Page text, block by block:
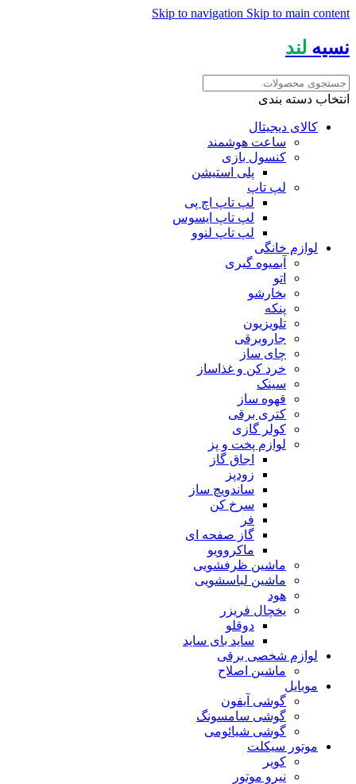
Skip to navigation Skip to main content
نسیه لند
انتخاب دسته بندی
کالای دیجیتال
ساعت هوشمند
کنسول بازی
پلی استیشن
لپ تاپ
لپ تاپ اچ پی
لپ تاپ ایسوس
لپ تاپ لنوو
لوازم خانگی
آبمیوه گیری
اتو
بخارشو
پنکه
تلویزیون
جاروبرقی
چای ساز
خرد کن و غذاساز
سینک
قهوه ساز
کتری برقی
کولر گازی
لوازم پخت و پز
اجاق گاز
زودپز
ساندویچ ساز
سرخ کن
فر
گاز صفحه ای
ماکروویو
ماشین ظرفشویی
ماشین لباسشویی
هود
یخچال فریزر
دوقلو
ساید بای ساید
لوازم شخصی برقی
ماشین اصلاح
موبایل
گوشی آیفون
گوشی سامسونگ
گوشی شیائومی
موتور سیکلت
کویر
نیرو موتور